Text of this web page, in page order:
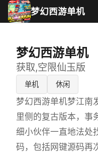
梦幻西游单机
梦幻西游单机
获取,空限仙玉版
单机 休闲
梦幻西游单机梦江南
里侧的复古版本，事
细小伙伴一直地法处
码，包括网键源码再